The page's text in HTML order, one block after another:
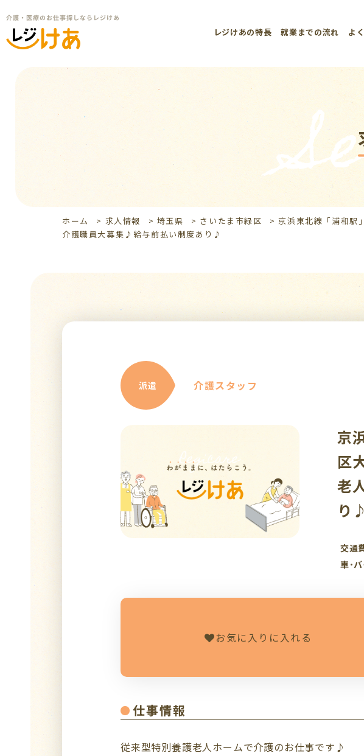
レジけあの特長 就業までの流れ よ
ホーム > 求人情報 > 埼玉県 > さいたま市緑区 > 京浜東北線「浦和駅
介護職員大募集♪給与前払い制度あり♪
派遣 介護スタッフ
京
区
老
り♪
交通
車･
お気に入りに入れる
仕事情報
従来型特別養護老人ホームで介護のお仕事です♪